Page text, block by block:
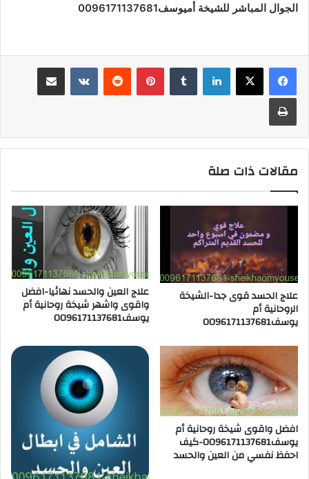
الجوال المباشر للشيخة أميوسف0096171137681
لينكدإن بينتيريست مشاركة عبر البريد
طباعة
مقالات ذات صلة
علاج الحسد قوى جدا-الشيخة
الروحانية أم
يوسف0096171137681
علاج العين والحسد نهائيا-افضل
واقوى واشهر شيخة روحانية أم
يوسف0096171137681
افضل واقوى شيخة روحانية أم
يوسف0096171137681-كيف
احفظ نفسي من العين والحسد